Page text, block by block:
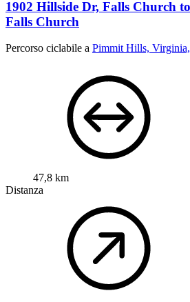
1902 Hillside Dr, Falls Church
Falls Church
Percorso ciclabile a Pimmit Hills,
47,8 km
Distanza